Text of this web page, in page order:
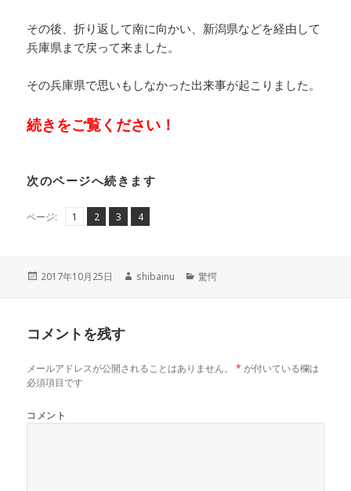
その後、折り返して南に向かい、新潟県などを経由して
兵庫県まで戻って来ました。
その兵庫県で思いもしなかった出来事が起こりました。
続きをご覧ください！
次のページへ続きます
ページ:
ペ1 ,
ペ
2 ,
ペ
3 ,
ペ
4
投
2017年10月25日
作
shibainu
カ
驚愕
コメントを残す
メールアドレスが公開されることはありません。 * が付いている欄は
必須項目です
コメント